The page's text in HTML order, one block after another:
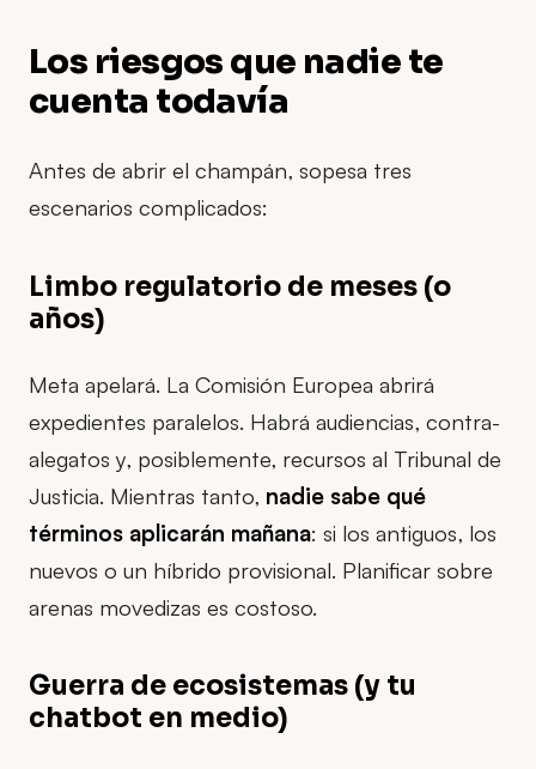
Los riesgos que nadie te
cuenta todavía
Antes de abrir el champán, sopesa tres
escenarios complicados:
Limbo regulatorio de meses (o
años)
Meta apelará. La Comisión Europea abrirá
expedientes paralelos. Habrá audiencias, contra-
alegatos y, posiblemente, recursos al Tribunal de
Justicia. Mientras tanto, nadie sabe qué
términos aplicarán mañana: si los antiguos, los
nuevos o un híbrido provisional. Planificar sobre
arenas movedizas es costoso.
Guerra de ecosistemas (y tu
chatbot en medio)